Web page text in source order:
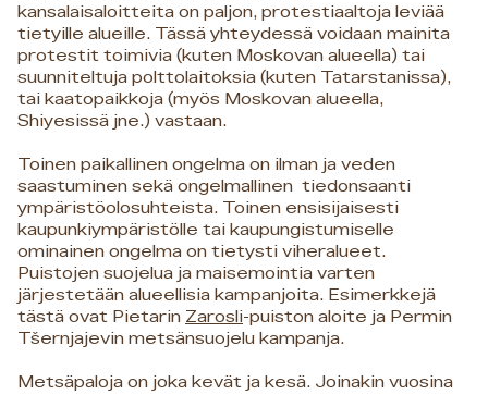
kansalaisaloitteita on paljon, protestiaaltoja leviää
tietyille alueille. Tässä yhteydessä voidaan mainita
protestit toimivia (kuten Moskovan alueella) tai
suunniteltuja polttolaitoksia (kuten Tatarstanissa),
tai kaatopaikkoja (myös Moskovan alueella,
Shiyesissä jne.) vastaan.
Toinen paikallinen ongelma on ilman ja veden
saastuminen sekä ongelmallinen tiedonsaanti
ympäristöolosuhteista. Toinen ensisijaisesti
kaupunkiympäristölle tai kaupungistumiselle
ominainen ongelma on tietysti viheralueet.
Puistojen suojelua ja maisemointia varten
järjestetään alueellisia kampanjoita. Esimerkkejä
tästä ovat Pietarin Zarosli-puiston aloite ja Permin
Tšernjajevin metsänsuojelu kampanja.
Metsäpaloja on joka kevät ja kesä. Joinakin vuosina